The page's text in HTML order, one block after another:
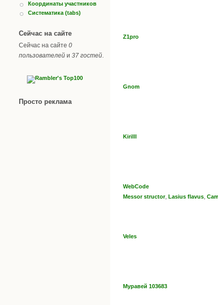
Координаты участников
Систематика (tabs)
Сейчас на сайте
Сейчас на сайте 0
пользователей и 37 гостей
Просто реклама
Z1pro
Gnom
Kirilll
WebCode
Messor structor, Lasius flavus,
Veles
Муравей 103683